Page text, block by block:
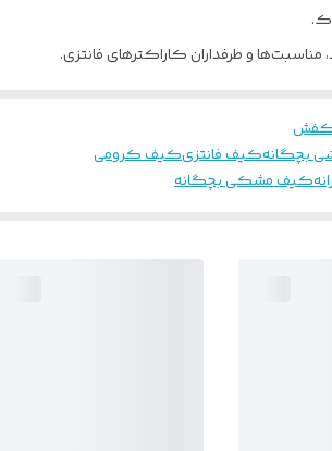
مناسبت‌ها و طرفداران کاراکترهای فانتزی.
بچگانهکیف فانتزیکیف کرومی
کیف مشکی بچگانه